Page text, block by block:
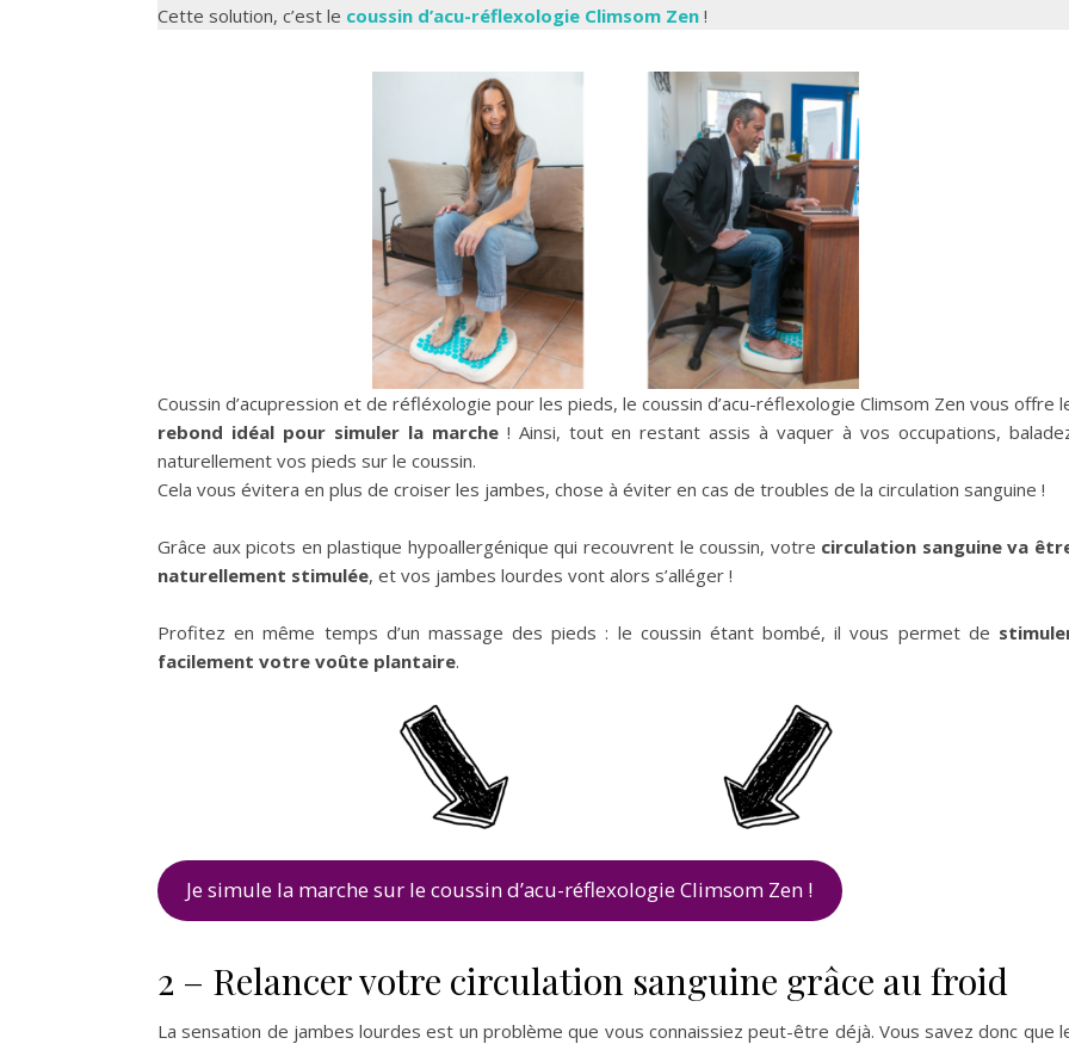
Cette solution, c’est le coussin d’acu-réflexologie Climsom Zen !
Coussin d’acupression et de réfléxologie pour les pieds, le coussin d’acu-réflexologie Climsom Zen vous offre
rebond idéal pour simuler la marche! Ainsi, tout en restant assis à vaquer à vos occupations,
naturellement vos pieds sur le coussin.
Cela vous évitera en plus de croiser les jambes, chose à éviter en cas de troubles de la circulation sanguine !
Grâce aux picots en plastique hypoallergénique qui recouvrent le coussin, votre circulation sanguine va
naturellement stimulée, et vos jambes lourdes vont alors s’alléger !
Profitez en même temps d’un massage des pieds : le coussin étant bombé, il vous permet de
facilement votre voûte plantaire.
Je simule la marche sur le coussin d’acu-réflexologie Climsom Zen !
2 – Relancer votre circulation sanguine grâce au froid
La sensation de jambes lourdes est un problème que vous connaissiez peut-être déjà. Vous savez donc que